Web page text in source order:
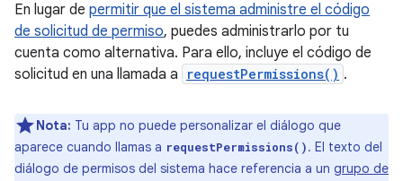
En lugar de permitir que el sistema administre el código
de solicitud de permiso, puedes administrarlo por tu
cuenta como alternativa. Para ello, incluye el código de
solicitud en una llamada a
requestPermissions() .
Nota: Tu app no puede personalizar el diálogo que
aparece cuando llamas a requestPermissions(). El texto del
diálogo de permisos del sistema hace referencia a un grupo de